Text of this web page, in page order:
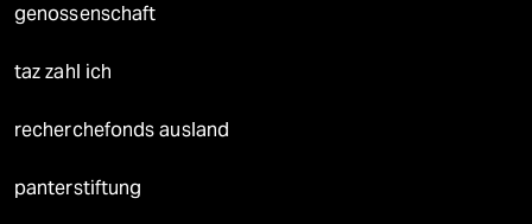
genossenschaft
taz zahl ich
recherchefonds ausland
panterstiftung